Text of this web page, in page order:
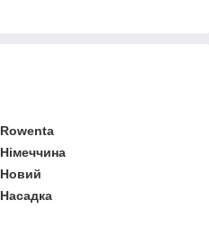
Rowenta
Німеччина
Новий
Насадка